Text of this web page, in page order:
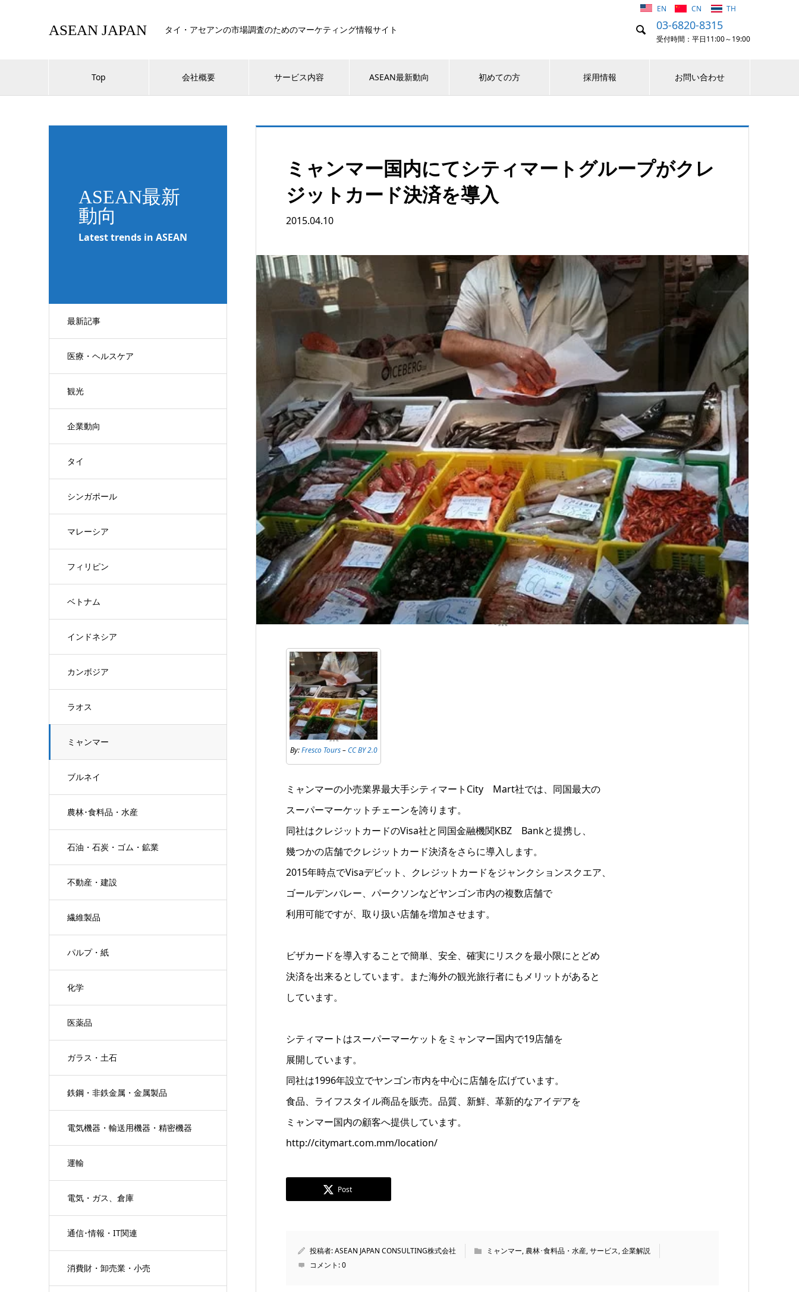
ASEAN JAPAN タイ・アセアンの市場調査のためのマーケティング情報サイト  03-6820-8315
受付時間：平日11:00～19:00
EN CN TH
Top 会社概要 サービス内容 ASEAN最新動向 初めての方 採用情報 お問い合わせ
ASEAN最新
動向
Latest trends in ASEAN
最新記事
医療・ヘルスケア
観光
企業動向
タイ
シンガポール
マレーシア
フィリピン
ベトナム
インドネシア
カンボジア
ラオス
ミャンマー
ブルネイ
農林･食料品・水産
石油・石炭・ゴム・鉱業
不動産・建設
繊維製品
パルプ・紙
化学
医薬品
ガラス・土石
鉄鋼・非鉄金属・金属製品
電気機器・輸送用機器・精密機器
運輸
電気・ガス、倉庫
通信･情報・IT関連
消費財・卸売業・小売
ミャンマー国内にてシティマートグループがクレ
ジットカード決済を導入
2015.04.10
By:Fresco Tours–CC BY 2.0
ミャンマーの小売業界最大手シティマートCity Mart社では、同国最大の
スーパーマーケットチェーンを誇ります。
同社はクレジットカードのVisa社と同国金融機関KBZ Bankと提携し、
幾つかの店舗でクレジットカード決済をさらに導入します。
2015年時点でVisaデビット、クレジットカードをジャンクションスクエア、
ゴールデンバレー、パークソンなどヤンゴン市内の複数店舗で
利用可能ですが、取り扱い店舗を増加させます。
ビザカードを導入することで簡単、安全、確実にリスクを最小限にとどめ
決済を出来るとしています。また海外の観光旅行者にもメリットがあると
しています。
シティマートはスーパーマーケットをミャンマー国内で19店舗を
展開しています。
同社は1996年設立でヤンゴン市内を中心に店舗を広げています。
食品、ライフスタイル商品を販売。品質、新鮮、革新的なアイデアを
ミャンマー国内の顧客へ提供しています。
http://citymart.com.mm/location/
Post
投稿者:ASEAN JAPAN CONSULTING株式会社 ミャンマー, 農林･食料品・水産,サービス,企業解説
コメント:0